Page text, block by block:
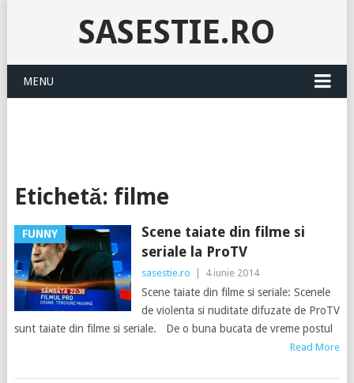
SASESTIE.RO
MENU
Etichetă: filme
FUNNY
Scene taiate din filme si
seriale la ProTV
sasestie.ro 4 iunie 2014
Scene taiate din filme si seriale: Scenele
de violenta si nuditate difuzate de ProTV
sunt taiate din filme si seriale. De o buna bucata de vreme postul
Read More